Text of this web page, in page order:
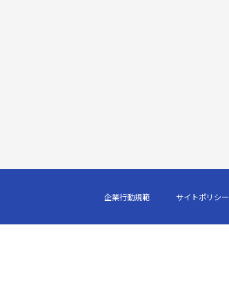
企業行動規範 サイトポリシー